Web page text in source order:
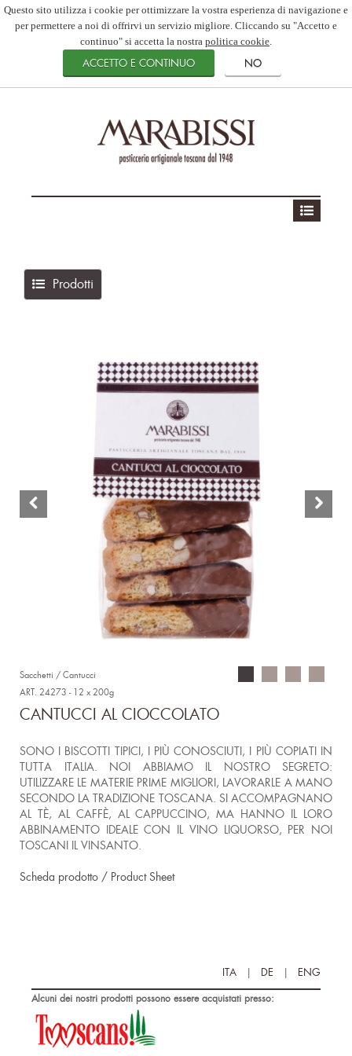
Questo sito utilizza i cookie per ottimizzare la vostra esperienza di navigazione e
per permettere a noi di offrirvi un servizio migliore. Cliccando su "Accetto e
continuo" si accetta la nostra politica cookie.
Prodotti
Sacchetti / Cantucci
ART. 24273 - 12 x 200g
CANTUCCI AL CIOCCOLATO
SONO I BISCOTTI TIPICI, I PIÙ CONOSCIUTI, I PIÙ COPIATI IN
TUTTA ITALIA. NOI ABBIAMO IL NOSTRO SEGRETO:
UTILIZZARE LE MATERIE PRIME MIGLIORI, LAVORARLE A MANO
SECONDO LA TRADIZIONE TOSCANA. SI ACCOMPAGNANO
AL TÈ, AL CAFFÈ, AL CAPPUCCINO, MA HANNO IL LORO
ABBINAMENTO IDEALE CON IL VINO LIQUORSO, PER NOI
TOSCANI IL VINSANTO.
Scheda prodotto / Product Sheet
ITA | DE | ENG
Alcuni dei nostri prodotti possono essere acquistati presso: